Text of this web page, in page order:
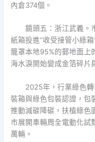
內倉374個。
鏡頭五：浙江武義。
紙箱投進“收受接管小綠
籠罩本地95%的郵地面上
海水淚開始變成金箔碎片
2025年，行業綠色
裝箱與綠色包裝認證，包
推動減碳降碳，扶植綠色
市展開車輛周全電動化試
萬輛。